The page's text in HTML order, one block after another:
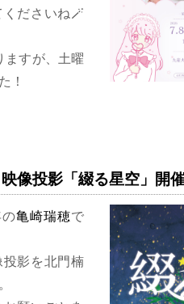
ださいね🪄
ますが、土曜
！
映像投影「綴る星空」開
亀崎瑞穂で
影を北門楠